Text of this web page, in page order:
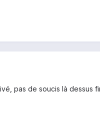
pas de soucis là dessus